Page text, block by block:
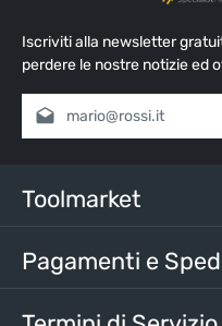
Iscriviti alla newsletter
perdere le nostre notizie ed
Indirizzo e-mail*
nostri termini e condizioni
Inserisci i caratteri sopra*
Toolmarket
Pagamenti e